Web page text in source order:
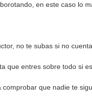
en este caso lo
no te subas si no
que entres sobre todo si
que nadie te